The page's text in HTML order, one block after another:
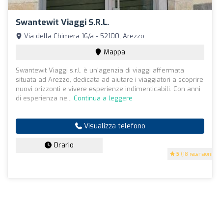
Swantewit Viaggi S.r.l.
5 (18 recensioni)
Via della Chimera 16/a - 52100, Arezzo
Mappa
Swantewit Viaggi s.r.l. è un'agenzia di viaggi affermata
situata ad Arezzo, dedicata ad aiutare i viaggiatori a scoprire
nuovi orizzonti e vivere esperienze indimenticabili. Con anni
di esperienza ne... Continua a leggere
Visualizza telefono
Orario